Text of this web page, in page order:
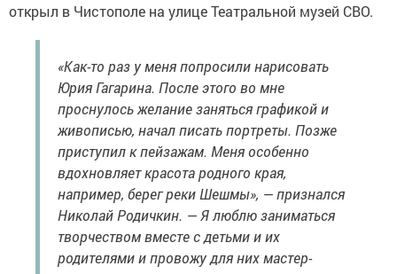
открыл в Чистополе на улице Театральной музей СВО.
«Как-то раз у меня попросили нарисовать
Юрия Гагарина. После этого во мне
проснулось желание заняться графикой и
живописью, начал писать портреты. Позже
приступил к пейзажам. Меня особенно
вдохновляет красота родного края,
например, берег реки Шешмы», — признался
Николай Родичкин. — Я люблю заниматься
творчеством вместе с детьми и их
родителями и провожу для них мастер-